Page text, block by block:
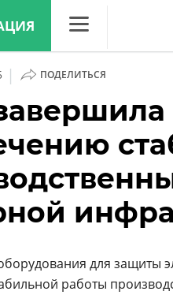
Конференции
Маркет
Техника
ТВ
| ПОДЕЛИТЬСЯ
для защиты
работы